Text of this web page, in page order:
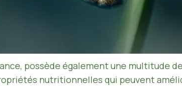
possède également une multitude
nutritionnelles qui peuvent